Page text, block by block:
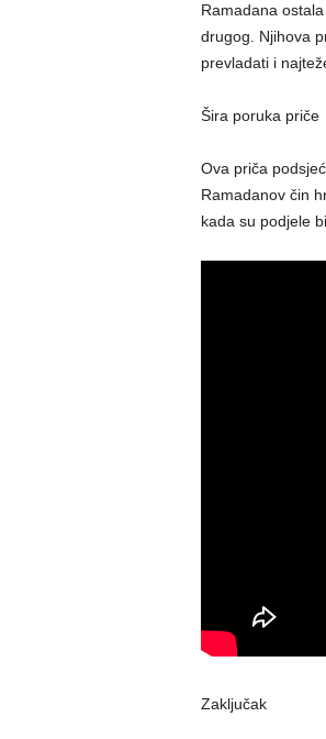
Ramadana
drugog. Njihova
prevladati i
Šira poruka priče
Ova priča
Ramadanov čin
kada su podjele
Zaključak